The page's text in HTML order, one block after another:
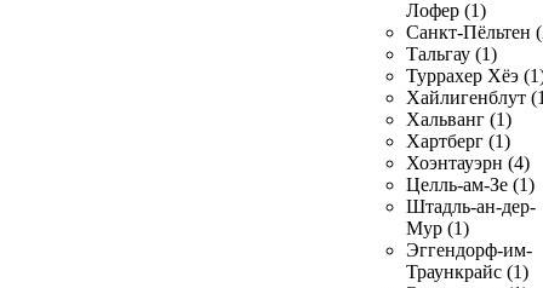
Лофер (1)
Санкт-Пёльтен
Тальгау (1)
Туррахер Хёэ
Хайлигенблут
Хальванг (1)
Хартберг (1)
Хоэнтауэрн (4)
Целль-ам-Зе (1)
Штадль-ан-дер-
Мур (1)
Эггендорф-им-
Траункрайс (1)